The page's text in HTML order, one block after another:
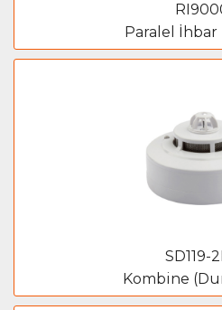
SD119-
Kombine
Paralel İhbar